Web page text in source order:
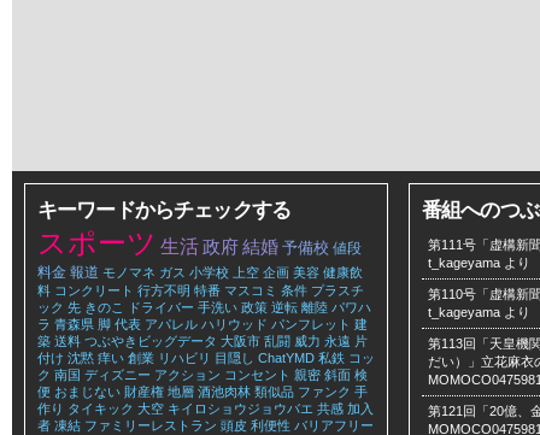
キーワードからチェックする
スポーツ 生活政府結婚 予備校 値段
料金 報道 モノマネ ガス 小学校 上空 企画 美容 健康飲
料 コンクリート 行方不明 特番 マスコミ 条件 プラスチ
ック 先 きのこ ドライバー 手洗い 政策 逆転 離陸 パワハ
ラ 青森県 脚 代表 アパレル ハリウッド パンフレット 建
築 送料 つぶやきビッグデータ 大阪市 乱闘 威力 永遠 片
付け 沈黙 痒い 創業 リハビリ 目隠し ChatYMD 私鉄 コッ
ク 南国 ディズニー アクション コンセント 親密 斜面 検
便 おまじない 財産権 地層 酒池肉林 類似品 ファンク 手
作り タイキック 大空 キイロショウジョウバエ 共感 加入
者 凍結 ファミリーレストラン 頭皮 利便性 バリアフリー
番組へのつ
第111号「虚構新
t_kageyama より
第110号「虚構新
t_kageyama より
第113回「天皇機
だい）」立花麻衣
第121回「20億、